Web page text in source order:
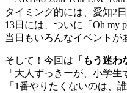
タイミング的には、愛知2
13日には、ついに「Oh my
当日もいろんなイベントが
そして！今回は 「もう迷わ
「大人ずっきーが、小学
「1番やりたくないのは、